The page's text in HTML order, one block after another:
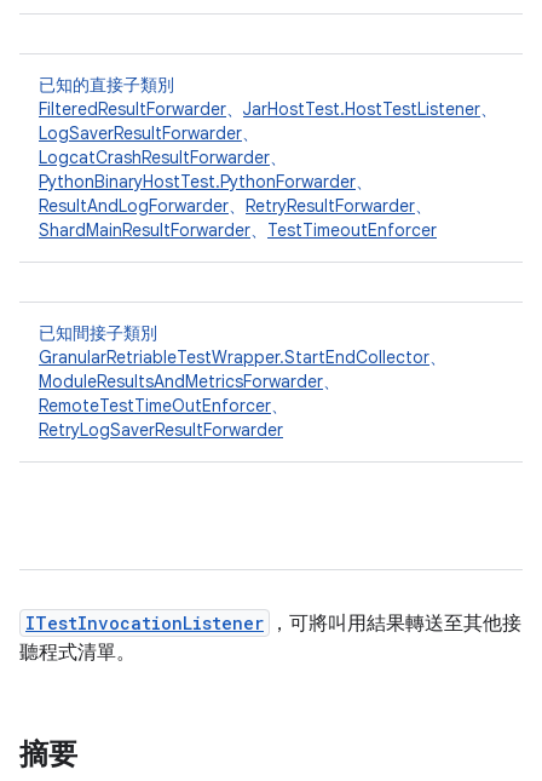
已知的直接子類別
FilteredResultForwarder、 JarHostTest.HostTestListener、
LogSaverResultForwarder、
LogcatCrashResultForwarder、
PythonBinaryHostTest.PythonForwarder、
ResultAndLogForwarder、 RetryResultForwarder、
ShardMainResultForwarder、 TestTimeoutEnforcer
已知間接子類別
GranularRetriableTestWrapper.StartEndCollector、
ModuleResultsAndMetricsForwarder、
RemoteTestTimeOutEnforcer、
RetryLogSaverResultForwarder
ITestInvocationListener
，可將叫用結果轉送至其他接
聽程式清單。
摘要